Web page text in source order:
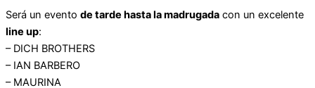
Será un evento de tarde hasta la madrugada con un excelente
line up:
– DICH BROTHERS
– IAN BARBERO
– MAURINA